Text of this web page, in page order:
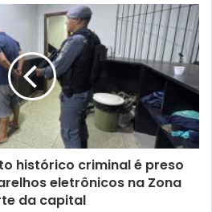
histórico criminal é preso
eletrônicos na Zona
da capital